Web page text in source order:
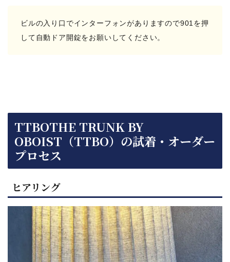
ビルの入り口でインターフォンがありますので901を押
して自動ドア開錠をお願いしてください。
TTBOTHE TRUNK BY
OBOIST（TTBO）の試着・オーダー
プロセス
ヒアリング